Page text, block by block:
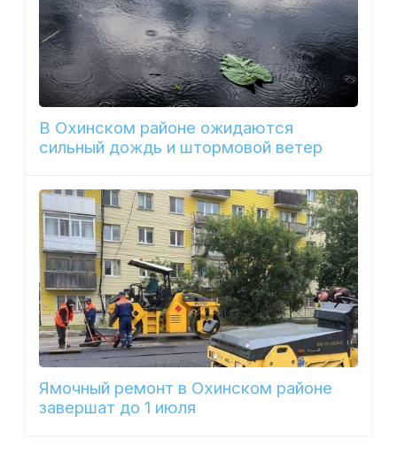
В Охинском районе ожидаются
сильный дождь и штормовой ветер
Ямочный ремонт в Охинском районе
завершат до 1 июля